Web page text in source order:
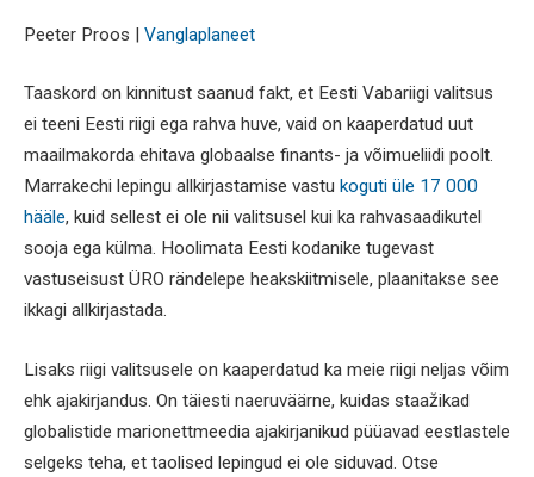
Peeter Proos | Vanglaplaneet
Taaskord on kinnitust saanud fakt, et Eesti Vabariigi valitsus
ei teeni Eesti riigi ega rahva huve, vaid on kaaperdatud uut
maailmakorda ehitava globaalse finants- ja võimueliidi poolt.
Marrakechi lepingu allkirjastamise vastu koguti üle 17 000
hääle, kuid sellest ei ole nii valitsusel kui ka rahvasaadikutel
sooja ega külma. Hoolimata Eesti kodanike tugevast
vastuseisust ÜRO rändelepe heakskiitmisele, plaanitakse see
ikkagi allkirjastada.
Lisaks riigi valitsusele on kaaperdatud ka meie riigi neljas võim
ehk ajakirjandus. On täiesti naeruväärne, kuidas staažikad
globalistide marionettmeedia ajakirjanikud püüavad eestlastele
selgeks teha, et taolised lepingud ei ole siduvad. Otse